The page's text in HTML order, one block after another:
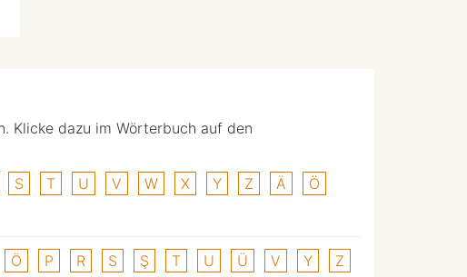
Klicke dazu im Wörterbuch auf den
S T U V W X Y Z Ä
Ö
Ö P R S Ş T U Ü V Y Z